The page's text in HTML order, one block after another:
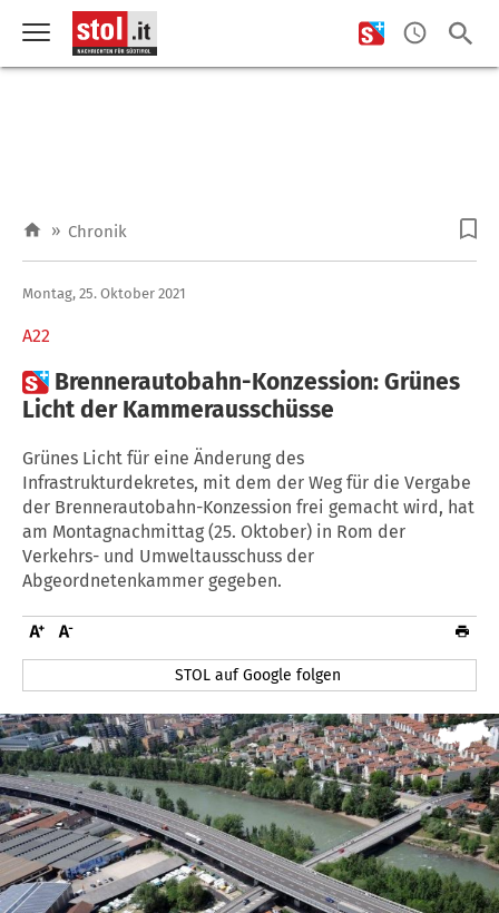
» Chronik
A22
Montag, 25. Oktober 2021
 Brennerautobahn-Konzession: Grünes
Licht der Kammerausschüsse
Grünes Licht für eine Änderung des
Infrastrukturdekretes, mit dem der Weg für die Vergabe
der Brennerautobahn-Konzession frei gemacht wird, hat
am Montagnachmittag (25. Oktober) in Rom der
Verkehrs- und Umweltausschuss der
Abgeordnetenkammer gegeben.
STOL auf Google folgen